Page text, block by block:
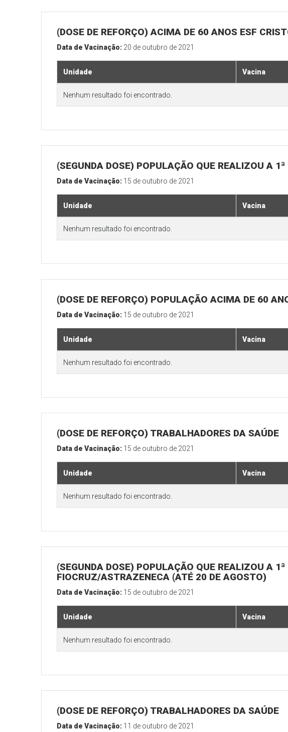
(DOSE DE REFORÇO) ACIMA DE 60 ANOS ESF
Data de Vacinação: 20 de outubro de 2021
Unidade Vacina
Nenhum resultado foi encontrado.
(SEGUNDA DOSE) POPULAÇÃO QUE REALIZOU A
Data de Vacinação: 15 de outubro de 2021
Unidade Vacina
Nenhum resultado foi encontrado.
(DOSE DE REFORÇO) POPULAÇÃO ACIMA DE 60
Data de Vacinação: 15 de outubro de 2021
Unidade Vacina
Nenhum resultado foi encontrado.
(DOSE DE REFORÇO) TRABALHADORES DA SAÚDE
Data de Vacinação: 15 de outubro de 2021
Unidade Vacina
Nenhum resultado foi encontrado.
(SEGUNDA DOSE) POPULAÇÃO QUE REALIZOU A
FIOCRUZ/ASTRAZENECA (ATÉ 20 DE AGOSTO)
Data de Vacinação: 15 de outubro de 2021
Unidade Vacina
Nenhum resultado foi encontrado.
(DOSE DE REFORÇO) TRABALHADORES DA SAÚDE
Data de Vacinação: 11 de outubro de 2021